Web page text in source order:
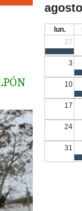
lun.
27
3
10
17
24
31